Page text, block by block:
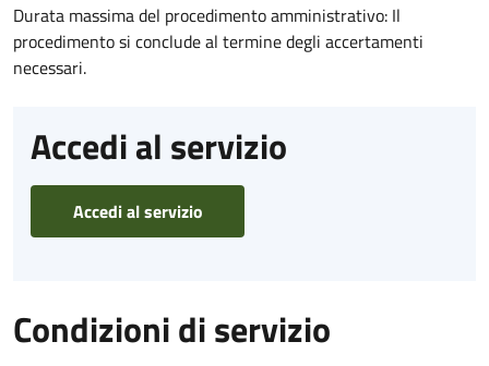
Durata massima del procedimento amministrativo: Il
procedimento si conclude al termine degli accertamenti
necessari.
Accedi al servizio
Accedi al servizio
Condizioni di servizio